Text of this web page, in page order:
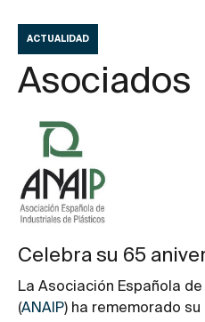
ACTUALIDAD
Asociados
Celebra su 65
La Asociación Española
(ANAIP) ha rememorado